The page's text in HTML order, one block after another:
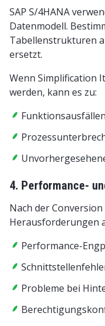
SAP S/4HANA
Datenmodell.
Tabellenstrukturen
ersetzt.
Wenn Simplification
werden, kann es zu:
Funktionsausfällen
4. Performance-
Nach der
Herausforderungen
Performance-
Probleme bei